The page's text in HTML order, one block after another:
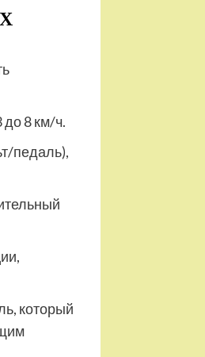
до 8 км/ч.
педаль),
который